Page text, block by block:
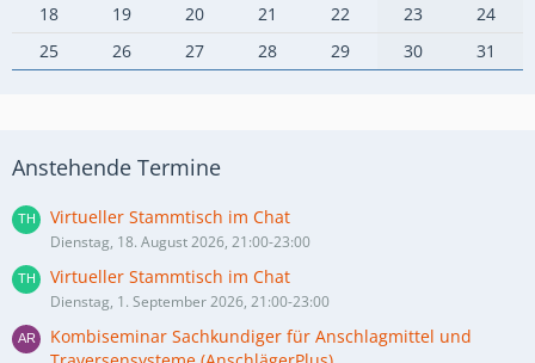
18
19 20 21 22 23
24
25
26 27 28 29 30 31
Anstehende Termine
Virtueller Stammtisch im Chat
Dienstag, 18. August 2026, 21:00-23:00
Virtueller Stammtisch im Chat
Dienstag, 1. September 2026, 21:00-23:00
Kombiseminar Sachkundiger für Anschlagmittel und